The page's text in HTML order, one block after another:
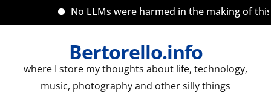
No LLMs were harmed in the making of this
Bertorello.info
where I store my thoughts about life, technology,
music, photography and other silly things